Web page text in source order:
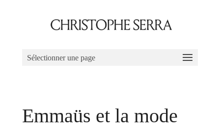
Sélectionner une page
Emmaüs et la mode